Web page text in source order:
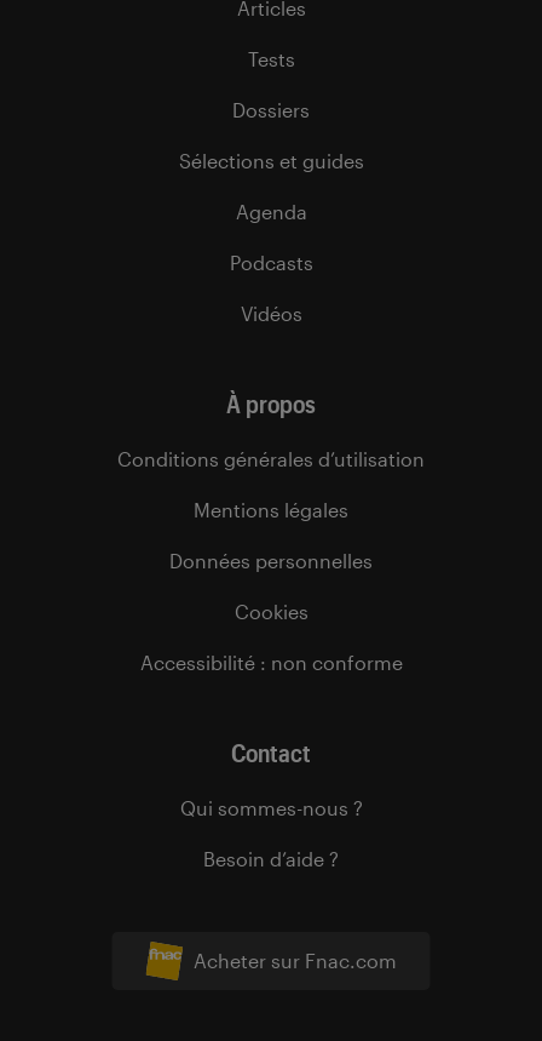
Acheter sur Fnac.com
Articles
Tests
Dossiers
Sélections et guides
Agenda
Podcasts
Vidéos
À propos
Conditions générales d’utilisation
Mentions légales
Données personnelles
Cookies
Accessibilité : non conforme
Contact
Qui sommes-nous ?
Besoin d’aide ?